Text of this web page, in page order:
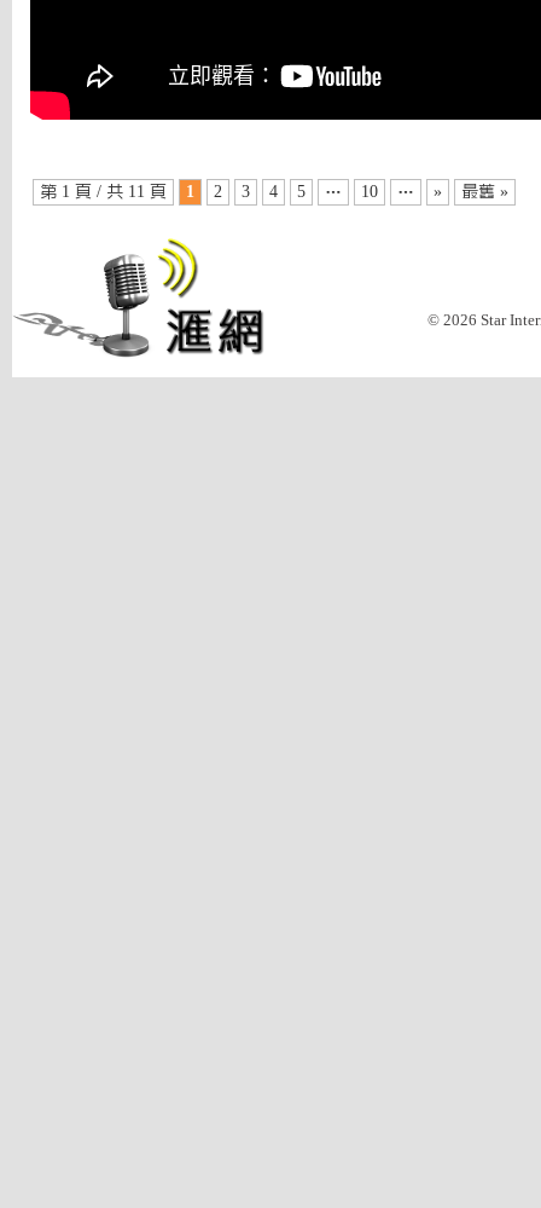
第 1 頁 / 共 11 頁 1 2 3 4 5 … 10 … » 最舊 »
© 2026 Star